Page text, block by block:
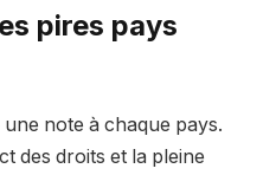
pires pays
note à chaque pays.
des droits et la pleine